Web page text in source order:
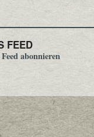
FEED
abonnieren